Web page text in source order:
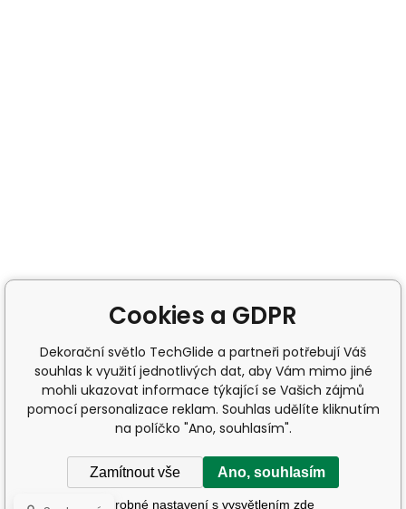
Cookies a GDPR
Dekorační světlo TechGlide a partneři potřebují Váš
souhlas k využití jednotlivých dat, aby Vám mimo jiné
mohli ukazovat informace týkající se Vašich zájmů
pomocí personalizace reklam. Souhlas udělíte kliknutím
na políčko "Ano, souhlasím".
Zamítnout vše Ano, souhlasím
Podrobné nastavení s vysvětlením zde